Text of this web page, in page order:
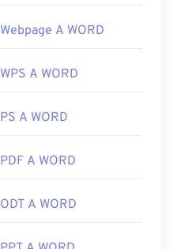
Webpage A WORD
WPS A WORD
PS A WORD
PDF A WORD
ODT A WORD